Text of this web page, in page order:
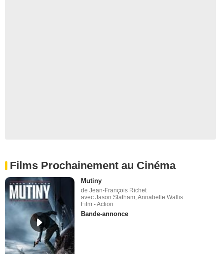
Films Prochainement au Cinéma
Mutiny
de Jean-François Richet
avec Jason Statham, Annabelle Wallis
Film - Action
Bande-annonce